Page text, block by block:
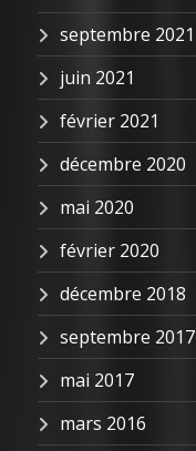
septembre 2021
juin 2021
février 2021
décembre 2020
mai 2020
février 2020
décembre 2018
septembre 2017
mai 2017
mars 2016